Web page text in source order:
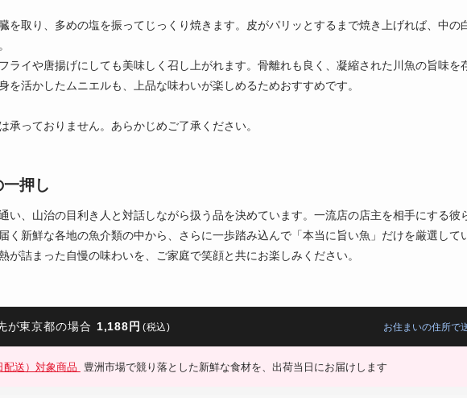
を取り、多めの塩を振ってじっくり焼きます。皮がパリッとするまで焼き上げれば、中の
ライや唐揚げにしても美味しく召し上がれます。骨離れも良く、凝縮された川魚の旨味を
を活かしたムニエルも、上品な味わいが楽しめるためおすすめです。
承っておりません。あらかじめご了承ください。
押し
い、山治の目利き人と対話しながら扱う品を決めています。一流店の店主を相手にする彼
く新鮮な各地の魚介類の中から、さらに一歩踏み込んで「本当に旨い魚」だけを厳選して
が詰まった自慢の味わいを、ご家庭で笑顔と共にお楽しみください。
が東京都の場合 1,188円 (税込) お住まいの住所で
配送）対象商品 豊洲市場で競り落とした新鮮な食材を、出荷当日にお届けします